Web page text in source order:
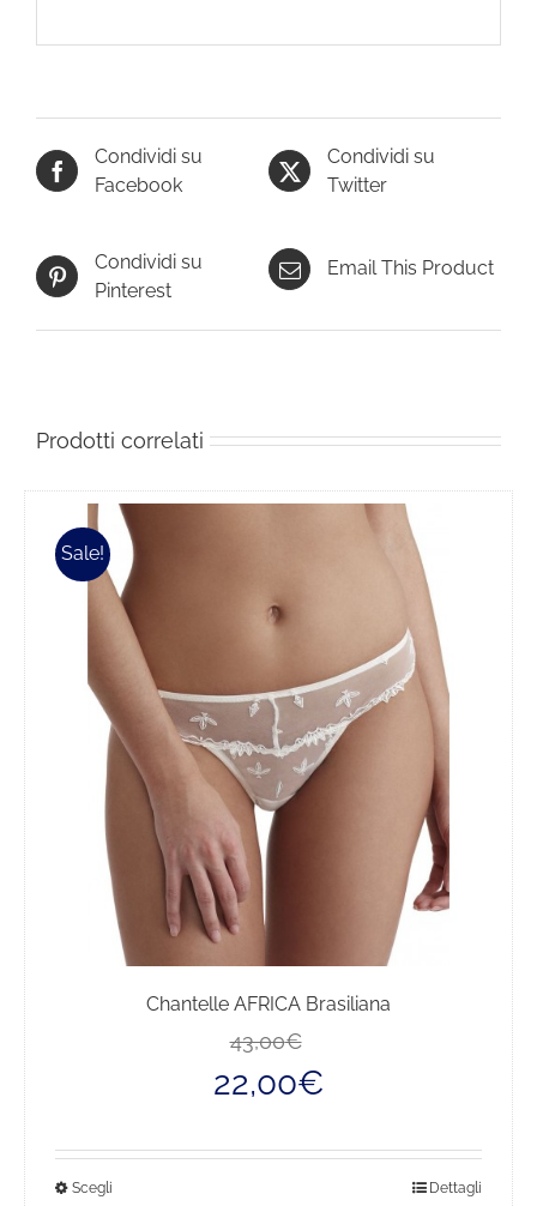
Condividi su
Facebook
Condividi su
Twitter
Condividi su
Pinterest
Email This Product
Prodotti correlati
Sale!
Chantelle AFRICA Brasiliana
43,00€
22,00€
Scegli Dettagli